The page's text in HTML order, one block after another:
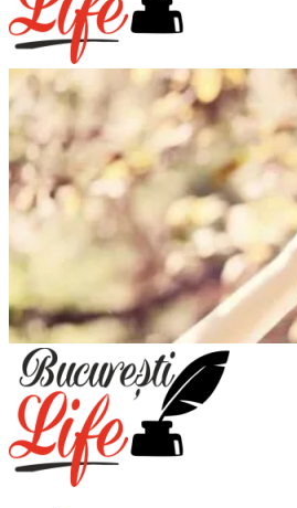
Meniu
principal